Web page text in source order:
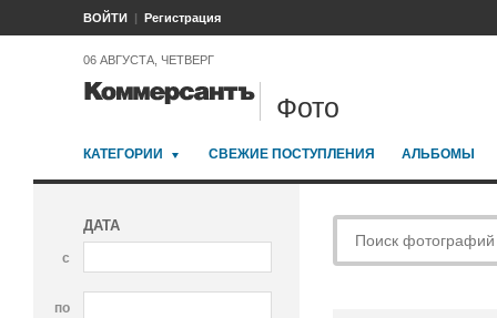
ВОЙТИ Регистрация
06 АВГУСТА, ЧЕТВЕРГ
Фото
КАТЕГОРИИ СВЕЖИЕ ПОСТУПЛЕНИЯ АЛЬБОМЫ
ДАТА
с
по